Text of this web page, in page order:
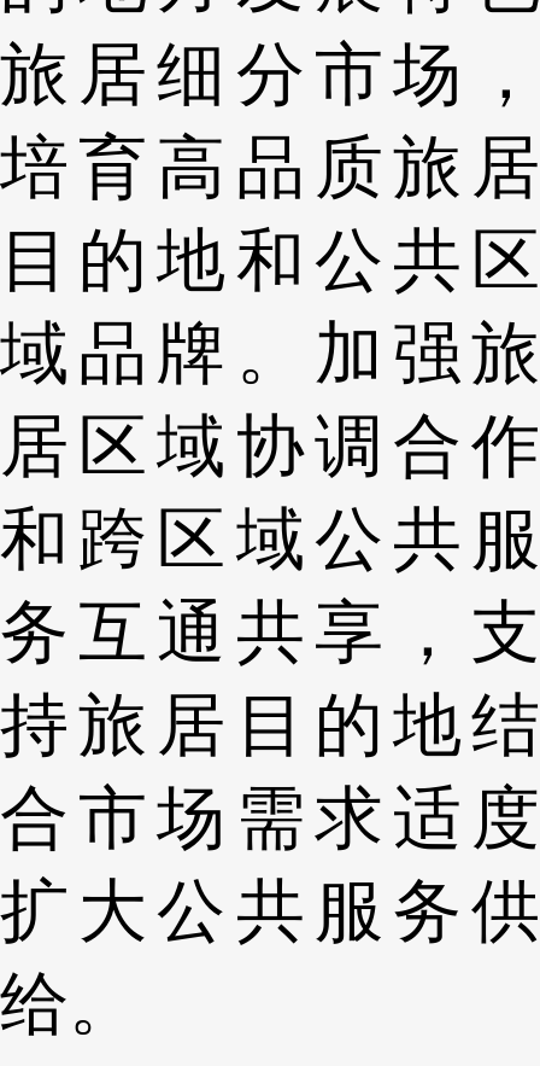
旅居细分市场，
培育高品质旅居
目的地和公共区
域品牌。加强旅
居区域协调合作
和跨区域公共服
务互通共享，支
持旅居目的地结
合市场需求适度
扩大公共服务供
给。